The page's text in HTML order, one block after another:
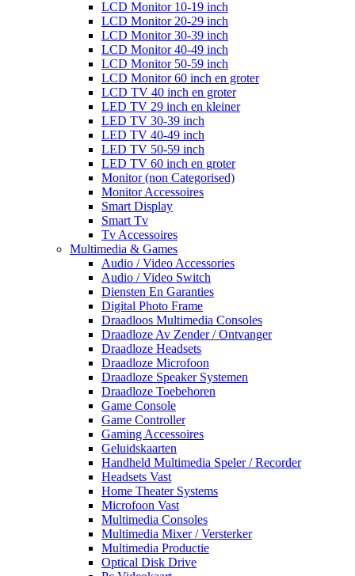
LCD Monitor 10-19 inch
LCD Monitor 20-29 inch
LCD Monitor 30-39 inch
LCD Monitor 40-49 inch
LCD Monitor 50-59 inch
LCD Monitor 60 inch en groter
LCD TV 40 inch en groter
LED TV 29 inch en kleiner
LED TV 30-39 inch
LED TV 40-49 inch
LED TV 50-59 inch
LED TV 60 inch en groter
Monitor (non Categorised)
Monitor Accessoires
Smart Display
Smart Tv
Tv Accessoires
Multimedia & Games
Audio / Video Accessories
Audio / Video Switch
Diensten En Garanties
Digital Photo Frame
Draadloos Multimedia Consoles
Draadloze Av Zender / Ontvanger
Draadloze Headsets
Draadloze Microfoon
Draadloze Speaker Systemen
Draadloze Toebehoren
Game Console
Game Controller
Gaming Accessoires
Geluidskaarten
Handheld Multimedia Speler / Recorder
Headsets Vast
Home Theater Systems
Microfoon Vast
Multimedia Consoles
Multimedia Mixer / Versterker
Multimedia Productie
Optical Disk Drive